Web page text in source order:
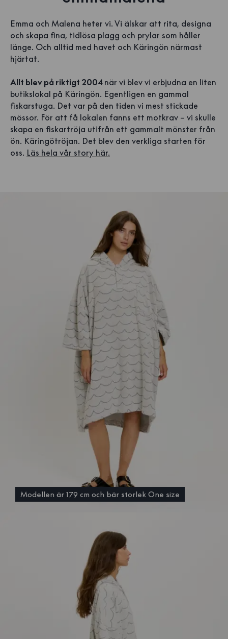
Emma och Malena heter vi. Vi älskar att rita, designa
och skapa fina, tidlösa plagg och prylar som håller
länge. Och alltid med havet och Käringön närmast
hjärtat.
Allt blev på riktigt 2004 när vi blev vi erbjudna en liten
butikslokal på Käringön. Egentligen en gammal
fiskarstuga. Det var på den tiden vi mest stickade
mössor. För att få lokalen fanns ett motkrav – vi skulle
skapa en fiskartröja utifrån ett gammalt mönster från
ön. Käringötröjan. Det blev den verkliga starten för
oss. Läs hela vår story här.
Modellen är 179 cm och bär storlek One size